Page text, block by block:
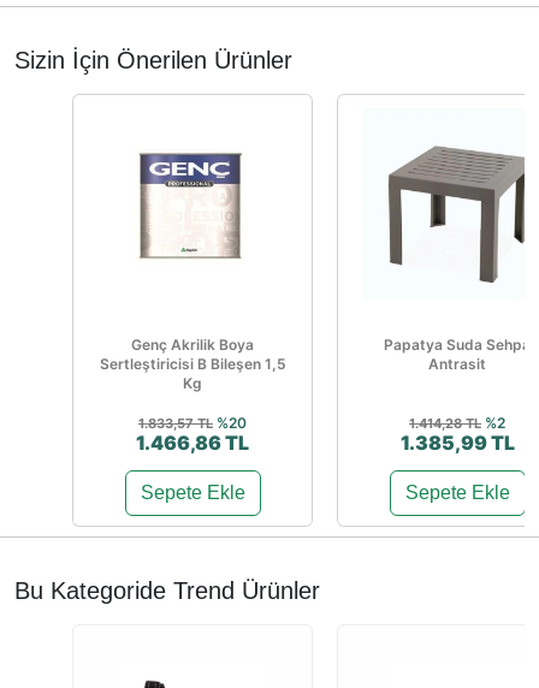
Sizin İçin Önerilen Ürünler
Genç Akrilik Boya
Sertleştiricisi B Bileşen 1,5
Kg
1.833,57 TL %20
1.466,86 TL
Sepete Ekle
Papatya Suda Sehpa
Antrasit
1.414,28 TL %2
1.385,99 TL
Sepete Ekle
Bu Kategoride Trend Ürünler